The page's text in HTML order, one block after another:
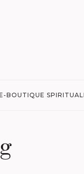
BOUTIQUE